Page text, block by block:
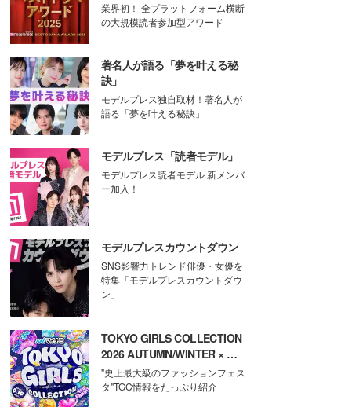
業界初！ 全プラットフォーム横断
の大規模読者参加型アワード
著名人が語る「夢を叶える秘
訣」
モデルプレス独自取材！著名人が
語る「夢を叶える秘訣」
モデルプレス「読者モデル」
モデルプレス読者モデル 新メンバ
ー加入！
モデルプレスカウントダウン
SNS影響力トレンド俳優・女優を
特集「モデルプレスカウントダウ
ン」
TOKYO GIRLS COLLECTION
2026 AUTUMN/WINTER × モ
デルプレス
"史上最大級のファッションフェス
タ"TGC情報をたっぷり紹介